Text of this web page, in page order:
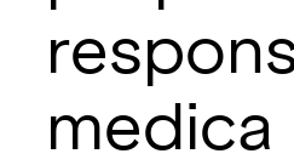
medica